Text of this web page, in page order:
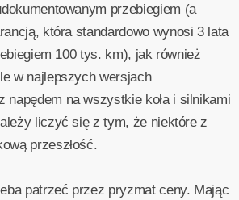
przebiegiem (a
która standardowo wynosi 3 lata
100 tys. km), jak również
w najlepszych wersjach
napędem na wszystkie koła i silnikami
liczyć się z tym, że niektóre z
przeszłość.
patrzeć przez pryzmat ceny. Mając